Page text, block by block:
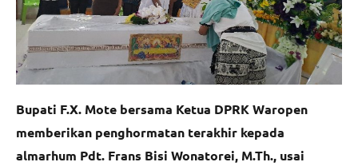
Bupati F.X. Mote bersama Ketua DPRK Waropen
memberikan penghormatan terakhir kepada
almarhum Pdt. Frans Bisi Wonatorei, M.Th., usai